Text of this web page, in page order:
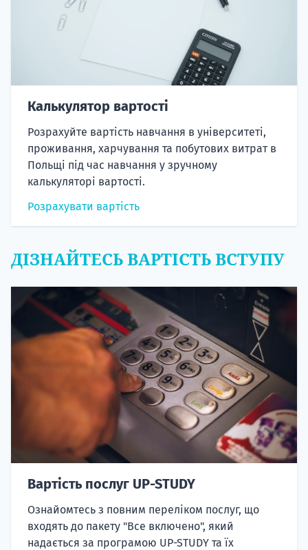
Калькулятор вартості
Розрахуйте вартість навчання в університеті,
проживання, харчування та побутових витрат в
Польщі під час навчання у зручному
калькуляторі вартості.
Розрахувати вартість
ДІЗНАЙТЕСЬ ВАРТІСТЬ ВСТУПУ
Вартість послуг UP-STUDY
Ознайомтесь з повним переліком послуг, що
входять до пакету "Все включено", який
надається за програмою UP-STUDY та їх